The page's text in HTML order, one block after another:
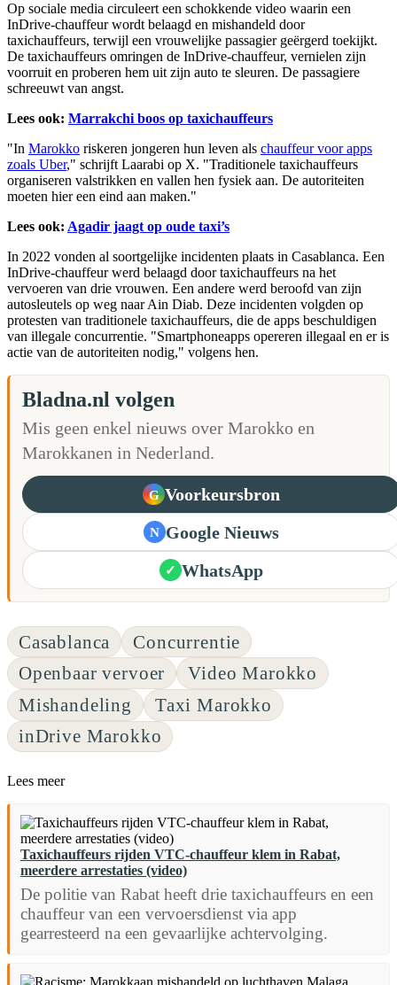
Op sociale media circuleert een schokkende video waarin een
InDrive-chauffeur wordt belaagd en mishandeld door
taxichauffeurs, terwijl een vrouwelijke passagier geërgerd toekijkt.
De taxichauffeurs omringen de InDrive-chauffeur, vernielen zijn
voorruit en proberen hem uit zijn auto te sleuren. De passagiere
schreeuwt van angst.
Lees ook: Marrakchi boos op taxichauffeurs
"In Marokko riskeren jongeren hun leven als chauffeur voor apps
zoals Uber," schrijft Laarabi op X. "Traditionele taxichauffeurs
organiseren valstrikken en vallen hen fysiek aan. De autoriteiten
moeten hier een eind aan maken."
Lees ook: Agadir jaagt op oude taxi’s
In 2022 vonden al soortgelijke incidenten plaats in Casablanca. Een
InDrive-chauffeur werd belaagd door taxichauffeurs na het
vervoeren van drie vrouwen. Een andere werd beroofd van zijn
autosleutels op weg naar Ain Diab. Deze incidenten volgden op
protesten van traditionele taxichauffeurs, die de apps beschuldigen
van illegale concurrentie. "Smartphoneapps opereren illegaal en er is
actie van de autoriteiten nodig," volgens hen.
Bladna.nl volgen
Mis geen enkel nieuws over Marokko en
Marokkanen in Nederland.
G Voorkeursbron
N Google Nieuws
✓ WhatsApp
Casablanca
Concurrentie
Openbaar vervoer
Video Marokko
Mishandeling
Taxi Marokko
inDrive Marokko
Lees meer
Taxichauffeurs rijden VTC-chauffeur klem in Rabat,
meerdere arrestaties (video)
De politie van Rabat heeft drie taxichauffeurs en een
chauffeur van een vervoersdienst via app
gearresteerd na een gevaarlijke achtervolging.